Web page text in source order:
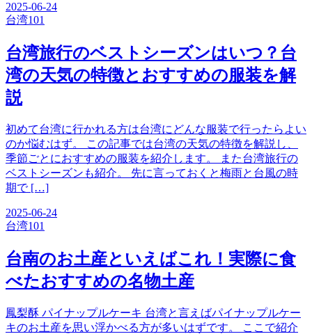
2025-06-24
台湾101
台湾旅行のベストシーズンはいつ？台
湾の天気の特徴とおすすめの服装を解
説
初めて台湾に行かれる方は台湾にどんな服装で行ったらよい
のか悩むはず。 この記事では台湾の天気の特徴を解説し、
季節ごとにおすすめの服装を紹介します。 また台湾旅行の
ベストシーズンも紹介。 先に言っておくと梅雨と台風の時
期で […]
2025-06-24
台湾101
台南のお土産といえばこれ！実際に食
べたおすすめの名物土産
鳳梨酥 パイナップルケーキ 台湾と言えばパイナップルケー
キのお土産を思い浮かべる方が多いはずです。 ここで紹介